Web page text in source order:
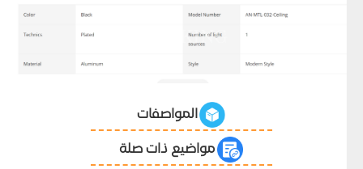
المواصفات
مواضيع ذات صلة